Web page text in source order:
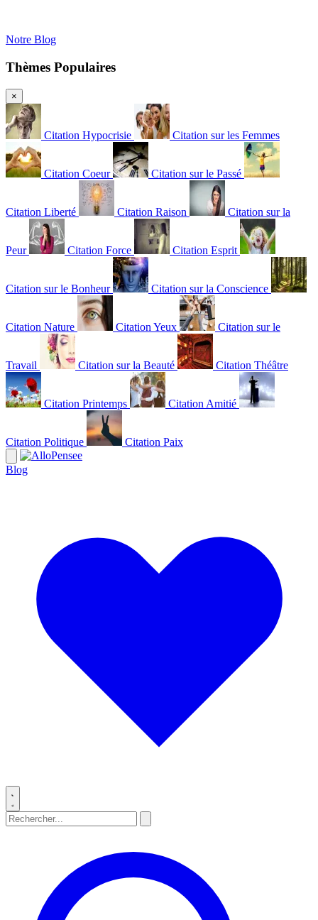
Notre Blog
Thèmes Populaires
×
Citation Hypocrisie Citation sur les Femmes
Citation Coeur Citation sur le Passé
Citation Liberté Citation Raison Citation sur la
Peur Citation Force Citation Esprit
Citation sur le Bonheur Citation sur la Conscience
Citation Nature Citation Yeux Citation sur le
Travail Citation sur la Beauté Citation Théâtre
Citation Printemps Citation Amitié
Citation Politique Citation Paix
Blog